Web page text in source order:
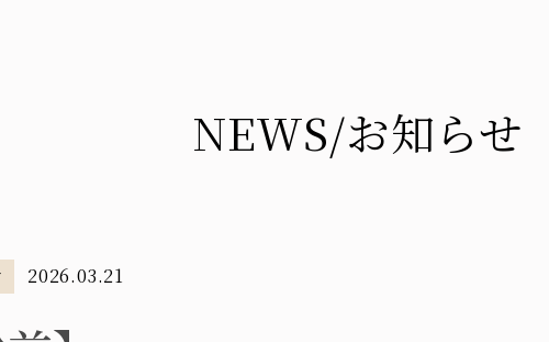
NEWS/お知らせ
2026.03.21